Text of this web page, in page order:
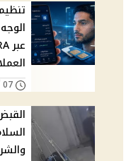
07 أغسطس, 2026 05:36 م